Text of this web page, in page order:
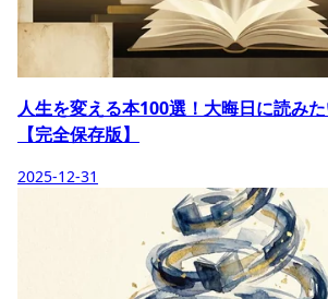
人生を変える本100選！大晦日に読み
【完全保存版】
2025-12-31